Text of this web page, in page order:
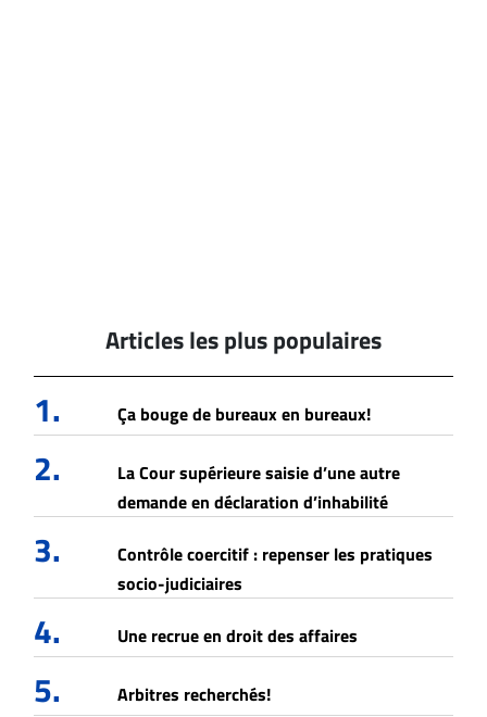
Articles les plus populaires
1. Ça bouge de bureaux en bureaux!
2.
La Cour supérieure saisie d’une autre
demande en déclaration d’inhabilité
3.
Contrôle coercitif : repenser les pratiques
socio-judiciaires
4. Une recrue en droit des affaires
5. Arbitres recherchés!